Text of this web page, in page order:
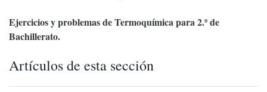
Ejercicios y problemas de Termoquímica para 2.º de
Bachillerato.
Artículos de esta sección